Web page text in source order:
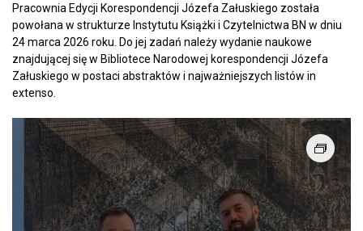
Pracownia Edycji Korespondencji Józefa Załuskiego została
powołana w strukturze Instytutu Książki i Czytelnictwa BN w dniu
24 marca 2026 roku. Do jej zadań należy wydanie naukowe
znajdującej się w Bibliotece Narodowej korespondencji Józefa
Załuskiego w postaci abstraktów i najważniejszych listów in
extenso.